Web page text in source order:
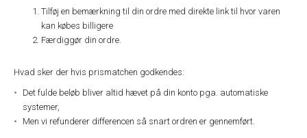
Tilføj en bemærkning til din ordre med direkte link til hvor varen
kan købes billigere
Færdiggør din ordre.
Hvad sker der hvis prismatchen godkendes:
Det fulde beløb bliver altid hævet på din konto pga. automatiske
systemer,
Men vi refunderer differencen så snart ordren er gennemført.